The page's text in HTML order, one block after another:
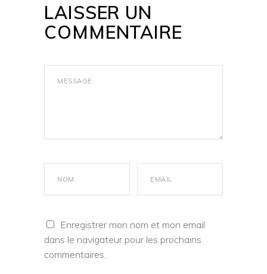
LAISSER UN
COMMENTAIRE
Enregistrer mon nom et mon email
dans le navigateur pour les prochains
commentaires.